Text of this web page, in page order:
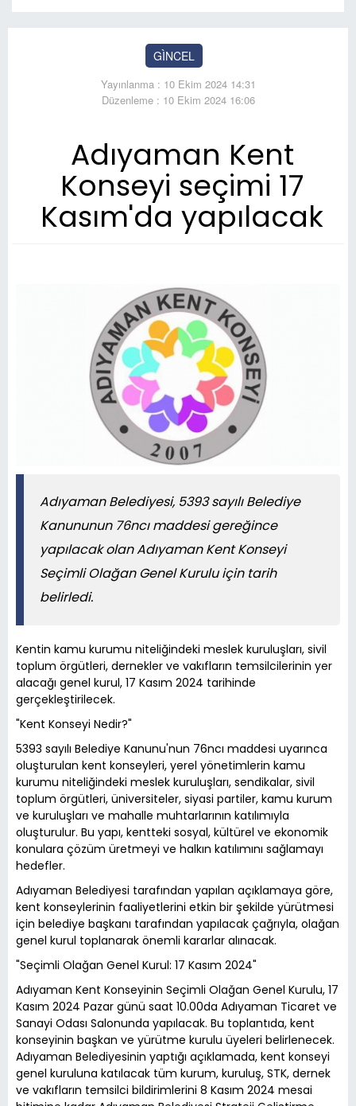
GÌNCEL
Yayınlanma : 10 Ekim 2024 14:31
Düzenleme : 10 Ekim 2024 16:06
Adıyaman Kent
Konseyi seçimi 17
Kasım'da yapılacak
Adıyaman Belediyesi, 5393 sayılı Belediye
Kanununun 76ncı maddesi gereğince
yapılacak olan Adıyaman Kent Konseyi
Seçimli Olağan Genel Kurulu için tarih
belirledi.
Kentin kamu kurumu niteliğindeki meslek kuruluşları, sivil
toplum örgütleri, dernekler ve vakıfların temsilcilerinin yer
alacağı genel kurul, 17 Kasım 2024 tarihinde
gerçekleştirilecek.
"Kent Konseyi Nedir?"
5393 sayılı Belediye Kanunu'nun 76ncı maddesi uyarınca
oluşturulan kent konseyleri, yerel yönetimlerin kamu
kurumu niteliğindeki meslek kuruluşları, sendikalar, sivil
toplum örgütleri, üniversiteler, siyasi partiler, kamu kurum
ve kuruluşları ve mahalle muhtarlarının katılımıyla
oluşturulur. Bu yapı, kentteki sosyal, kültürel ve ekonomik
konulara çözüm üretmeyi ve halkın katılımını sağlamayı
hedefler.
Adıyaman Belediyesi tarafından yapılan açıklamaya göre,
kent konseylerinin faaliyetlerini etkin bir şekilde yürütmesi
için belediye başkanı tarafından yapılacak çağrıyla, olağan
genel kurul toplanarak önemli kararlar alınacak.
"Seçimli Olağan Genel Kurul: 17 Kasım 2024"
Adıyaman Kent Konseyinin Seçimli Olağan Genel Kurulu, 17
Kasım 2024 Pazar günü saat 10.00da Adıyaman Ticaret ve
Sanayi Odası Salonunda yapılacak. Bu toplantıda, kent
konseyinin başkan ve yürütme kurulu üyeleri belirlenecek.
Adıyaman Belediyesinin yaptığı açıklamada, kent konseyi
genel kuruluna katılacak tüm kurum, kuruluş, STK, dernek
ve vakıfların temsilci bildirimlerini 8 Kasım 2024 mesai